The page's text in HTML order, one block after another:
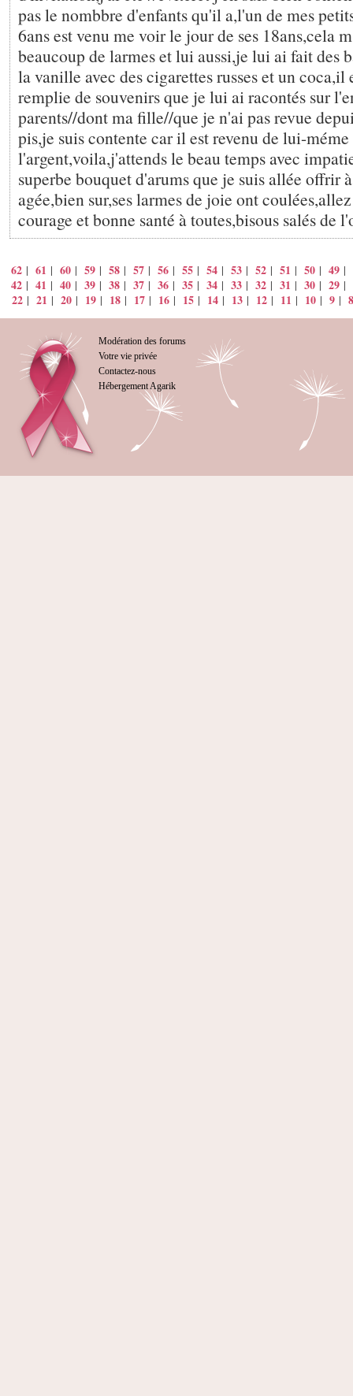
pas le nombbre d'enfants qu'il a,l'un de mes
6ans est venu me voir le jour de ses 18ans,cela
beaucoup de larmes et lui aussi,je lui ai fait des
la vanille avec des cigarettes russes et un coca,il
remplie de souvenirs que je lui ai racontés sur
parents//dont ma fille//que je n'ai pas revue
pis,je suis contente car il est revenu de lui-
l'argent,voila,j'attends le beau temps avec
superbe bouquet d'arums que je suis allée offrir
agée,bien sur,ses larmes de joie ont
courage et bonne santé à toutes,bisous salés de
62 | 61 | 60 | 59 | 58 | 57 | 56 | 55 | 54 | 53 | 52 | 51 | 50 | 49 |
42 | 41 | 40 | 39 | 38 | 37 | 36 | 35 | 34 | 33 | 32 | 31 | 30 | 29 |
22 | 21 | 20 | 19 | 18 | 17 | 16 | 15 | 14 | 13 | 12 | 11 | 10 | 9 | 8
Modération des forums
Votre vie privée
Contactez-nous
Hébergement Agarik